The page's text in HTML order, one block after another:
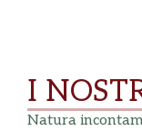
I
Natura